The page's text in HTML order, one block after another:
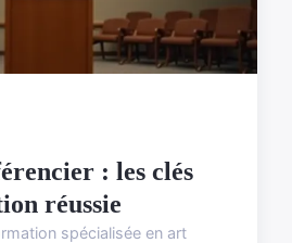
: les clés
réussie
spécialisée en art